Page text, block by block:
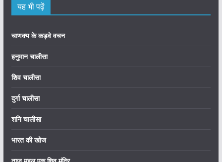
यह भी पढ़ें
चाणक्य के कड़वे वचन
हनुमान चालीसा
शिव चालीसा
दुर्गा चालीसा
शनि चालीसा
भारत की खोज